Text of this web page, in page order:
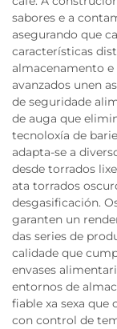
sabores e a
asegurando que
características
almacenamento
avanzados unen
de seguridade
de auga que
tecnoloxía de
adapta-se a
desde torrados
ata torrados
desgasificación.
garanten un
das series de
calidade que
envases
entornos de
fiable xa sexa que
con control de